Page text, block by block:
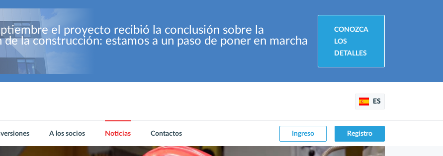
el proyecto recibió la conclusión sobre la
de la construcción: estamos a un paso de poner en marcha
CONOZCA
LOS
DETALLES
ES
A los socios Noticias Contactos Ingreso Registro